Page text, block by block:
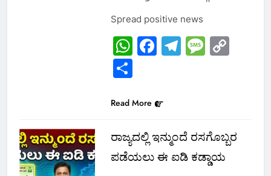
Spread positive news
WhatsApp
Facebook
Telegram
Share
Read More
ರಾಜ್ಯದಲ್ಲಿ ಇನ್ಮುಂದೆ ರಸಗೊಬ್ಬರ
ಪಡೆಯಲು ಈ ಐಡಿ ಕಡ್ಡಾಯ